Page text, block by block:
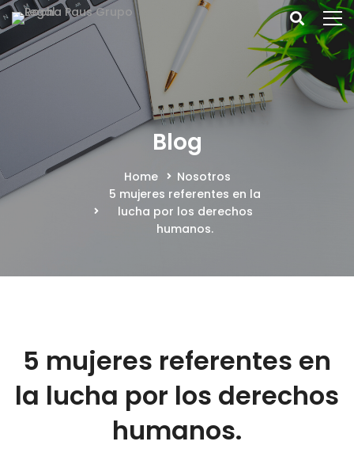
Blog
Home
Nosotros
5 mujeres referentes en la
lucha por los derechos
humanos.
5 mujeres referentes en
la lucha por los derechos
humanos.